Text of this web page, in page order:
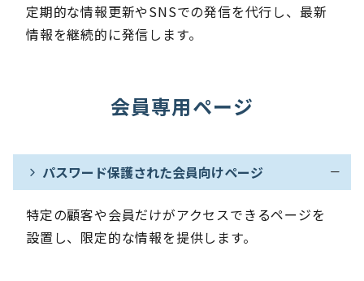
定期的な情報更新やSNSでの発信を代行し、最新
情報を継続的に発信します。
会員専用ページ
パスワード保護された会員向けページ
特定の顧客や会員だけがアクセスできるページを
設置し、限定的な情報を提供します。